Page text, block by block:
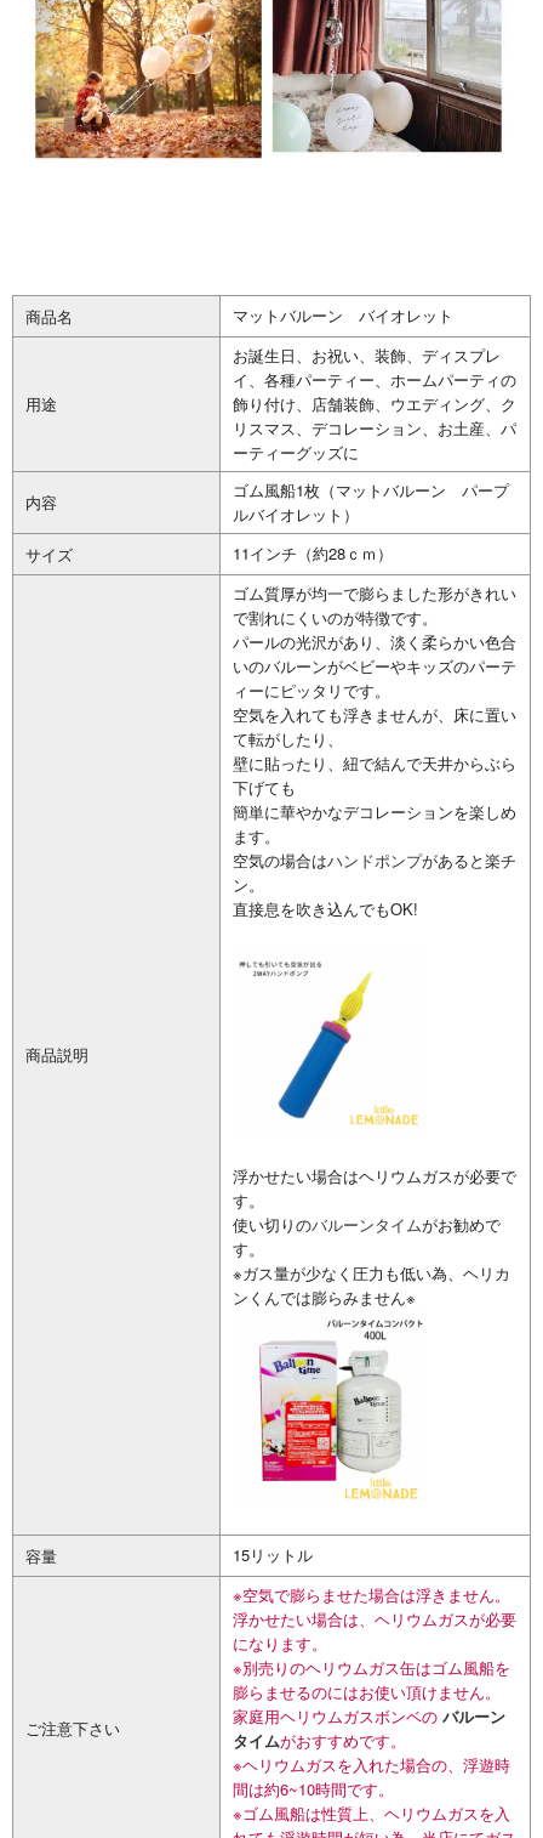
商品名 マットバルーン バイオレット
用途
お誕生日、お祝い、装飾、ディスプレ
イ、各種パーティー、ホームパーティの
飾り付け、店舗装飾、ウエディング、ク
リスマス、デコレーション、お土産、パ
ーティーグッズに
内容
ゴム風船1枚（マットバルーン パープ
ルバイオレット）
サイズ
11インチ（約28ｃｍ）
商品説明
ゴム質厚が均一で膨らました形がきれい
で割れにくいのが特徴です。
パールの光沢があり、淡く柔らかい色合
いのバルーンがベビーやキッズのパーテ
ィーにピッタリです。
空気を入れても浮きませんが、床に置い
て転がしたり、
壁に貼ったり、紐で結んで天井からぶら
下げても
簡単に華やかなデコレーションを楽しめ
ます。
空気の場合はハンドポンプがあると楽チ
ン。
直接息を吹き込んでもOK!
浮かせたい場合はヘリウムガスが必要で
す。
使い切りのバルーンタイムがお勧めで
す。
※ガス量が少なく圧力も低い為、ヘリカ
ンくんでは膨らみません※
容量 15リットル
ご注意下さい
※空気で膨らませた場合は浮きません。
浮かせたい場合は、ヘリウムガスが必要
になります。
※別売りのヘリウムガス缶はゴム風船を
膨らませるのにはお使い頂けません。
家庭用ヘリウムガスボンベの バルーン
タイムがおすすめです。
※ヘリウムガスを入れた場合の、浮遊時
間は約6~10時間です。
※ゴム風船は性質上、ヘリウムガスを入